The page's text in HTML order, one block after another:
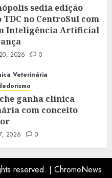
sedia edição
TDC no CentroSul com
Inteligência Artificial
2026 0
Veterinária
ganha clínica
com conceito
2026 0
reserved. | ChromeNews